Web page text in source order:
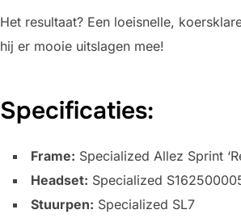
Het resultaat? Een loeisnelle,
hij er mooie uitslagen mee!
Specificaties:
Frame: Specialized Allez Sprint
Headset: Specialized
Stuurpen: Specialized SL7